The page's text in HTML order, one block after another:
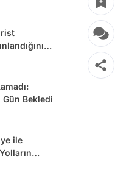
Bekledi
ile